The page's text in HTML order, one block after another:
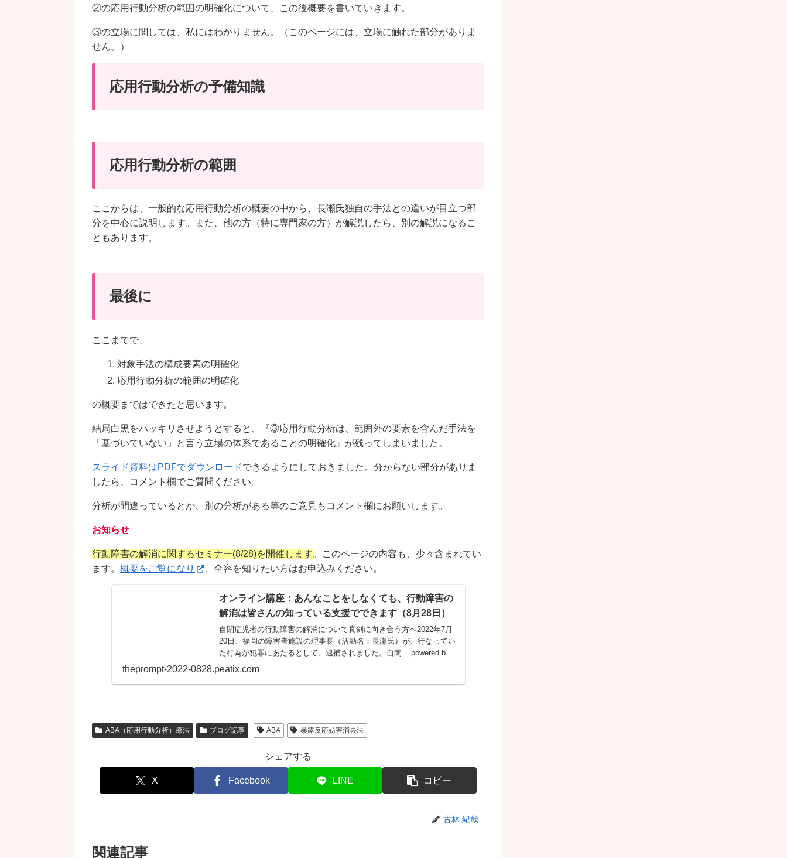
②の応用行動分析の範囲の明確化について、この後概要を書いていきます。
③の立場に関しては、私にはわかりません。（このページには、立場に触れた部分がありま
せん。）
応用行動分析の予備知識
応用行動分析の範囲
ここからは、一般的な応用行動分析の概要の中から、長瀬氏独自の手法との違いが目立つ部
分を中心に説明します。また、他の方（特に専門家の方）が解説したら、別の解説になるこ
ともあります。
最後に
ここまでで、
対象手法の構成要素の明確化
応用行動分析の範囲の明確化
の概要まではできたと思います。
結局白黒をハッキリさせようとすると、『③応用行動分析は、範囲外の要素を含んだ手法を
「基づいていない」と言う立場の体系であることの明確化』が残ってしまいました。
スライド資料はPDFでダウンロードできるようにしておきました。分からない部分がありま
したら、コメント欄でご質問ください。
分析が間違っているとか、別の分析がある等のご意見もコメント欄にお願いします。
お知らせ
行動障害の解消に関するセミナー(8/28)を開催します。このページの内容も、少々含まれてい
ます。 概要をご覧になり 、全容を知りたい方はお申込みください。
オンライン講座：あんなことをしなくても、行動障害の
解消は皆さんの知っている支援でできます（8月28日）
自閉症児者の行動障害の解消について真剣に向き合う方へ2022年7月
20日、福岡の障害者施設の理事長（活動名：長瀬氏）が、行なってい
た行為が犯罪にあたるとして、逮捕されました。自閉... powered by
Peatix : More th...
theprompt-2022-0828.peatix.com
ABA（応用行動分析）療法 ブログ記事 ABA 暴露反応妨害消去法
シェアする
X Facebook LINE コピー
古林 紀哉
関連記事